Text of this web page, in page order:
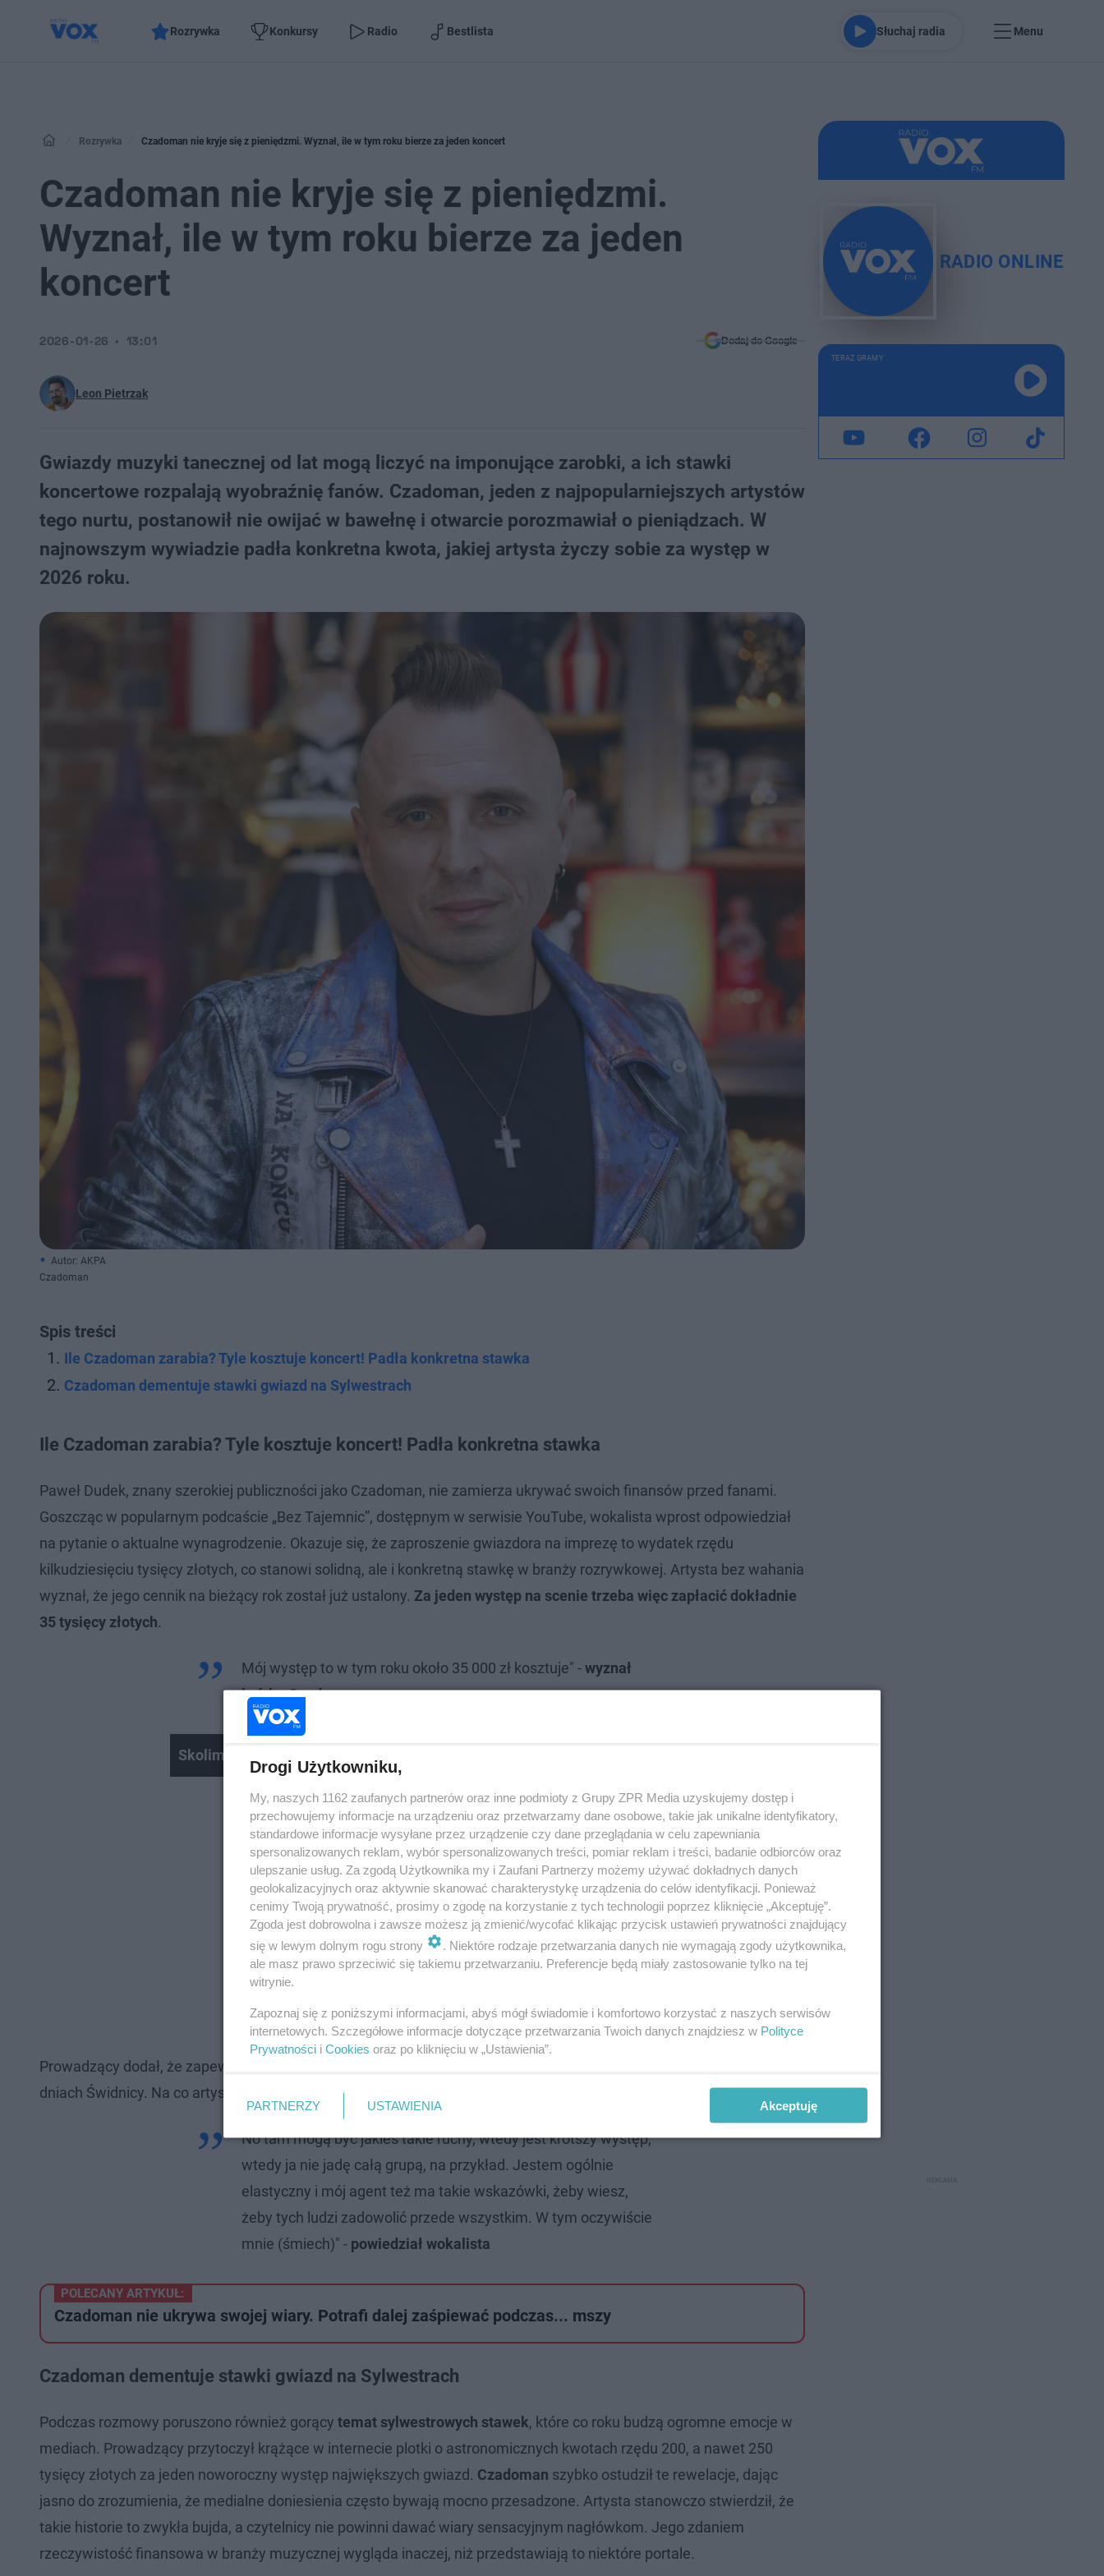
Rozrywka Konkursy Radio Bestlista Słuchaj radia Menu
Rozrywka Czadoman nie kryje się z pieniędzmi. Wyznał, ile w tym roku bierze za jeden koncert
Czadoman nie kryje się z pieniędzmi.
Wyznał, ile w tym roku bierze za jeden
koncert
Leon Pietrzak
2026-01-26 13:01 Dodaj do Google
Gwiazdy muzyki tanecznej od lat mogą liczyć na imponujące zarobki, a ich stawki
koncertowe rozpalają wyobraźnię fanów. Czadoman, jeden z najpopularniejszych artystów
tego nurtu, postanowił nie owijać w bawełnę i otwarcie porozmawiał o pieniądzach. W
najnowszym wywiadzie padła konkretna kwota, jakiej artysta życzy sobie za występ w
2026 roku.
Autor: AKPA
Czadoman
Spis treści
Ile Czadoman zarabia? Tyle kosztuje koncert! Padła konkretna stawka
Czadoman dementuje stawki gwiazd na Sylwestrach
Ile Czadoman zarabia? Tyle kosztuje koncert! Padła konkretna stawka
Paweł Dudek, znany szerokiej publiczności jako Czadoman, nie zamierza ukrywać swoich finansów przed fanami.
Goszcząc w popularnym podcaście „Bez Tajemnic”, dostępnym w serwisie YouTube, wokalista wprost odpowiedział
na pytanie o aktualne wynagrodzenie. Okazuje się, że zaproszenie gwiazdora na imprezę to wydatek rzędu
kilkudziesięciu tysięcy złotych, co stanowi solidną, ale i konkretną stawkę w branży rozrywkowej. Artysta bez wahania
wyznał, że jego cennik na bieżący rok został już ustalony. Za jeden występ na scenie trzeba więc zapłacić dokładnie
35 tysięcy złotych.
Mój występ to w tym roku około 35 000 zł kosztuje" -wyznał
krótko Czadoman.
Skolim w VOX FM | Dobry wieczór Polsko
Prowadzący dodał, że zapewne jest różnica stawki pomiędzy takim weselem, "firmówką", a na przykład koncertem na
dniach Świdnicy. Na co artysta odpowiedział:
No tam mogą być jakieś takie ruchy, wtedy jest krótszy występ,
wtedy ja nie jadę całą grupą, na przykład. Jestem ogólnie
elastyczny i mój agent też ma takie wskazówki, żeby wiesz,
żeby tych ludzi zadowolić przede wszystkim. W tym oczywiście
mnie (śmiech)" - powiedział wokalista
POLECANY ARTYKUŁ:
Czadoman nie ukrywa swojej wiary. Potrafi dalej zaśpiewać podczas... mszy
Czadoman dementuje stawki gwiazd na Sylwestrach
Podczas rozmowy poruszono również gorący temat sylwestrowych stawek, które co roku budzą ogromne emocje w
mediach. Prowadzący przytoczył krążące w internecie plotki o astronomicznych kwotach rzędu 200, a nawet 250
tysięcy złotych za jeden noworoczny występ największych gwiazd. Czadoman szybko ostudził te rewelacje, dając
jasno do zrozumienia, że medialne doniesienia często bywają mocno przesadzone. Artysta stanowczo stwierdził, że
takie historie to zwykła bujda, a czytelnicy nie powinni dawać wiary sensacyjnym nagłówkom. Jego zdaniem
rzeczywistość finansowa w branży muzycznej wygląda inaczej, niż przedstawiają to niektóre portale.
RADIO ONLINE
TERAZ GRAMY
Drogi Użytkowniku,
My, naszych 1162 zaufanych partnerów oraz inne podmioty z Grupy ZPR Media uzyskujemy dostęp i
przechowujemy informacje na urządzeniu oraz przetwarzamy dane osobowe, takie jak unikalne identyfikatory,
standardowe informacje wysyłane przez urządzenie czy dane przeglądania w celu zapewniania
spersonalizowanych reklam, wybór spersonalizowanych treści, pomiar reklam i treści, badanie odbiorców oraz
ulepszanie usług. Za zgodą Użytkownika my i Zaufani Partnerzy możemy używać dokładnych danych
geolokalizacyjnych oraz aktywnie skanować charakterystykę urządzenia do celów identyfikacji. Ponieważ
cenimy Twoją prywatność, prosimy o zgodę na korzystanie z tych technologii poprzez kliknięcie „Akceptuję”.
Zgoda jest dobrowolna i zawsze możesz ją zmienić/wycofać klikając przycisk ustawień prywatności znajdujący
się w lewym dolnym rogu strony
. Niektóre rodzaje przetwarzania danych nie wymagają zgody użytkownika,
ale masz prawo sprzeciwić się takiemu przetwarzaniu. Preferencje będą miały zastosowanie tylko na tej
witrynie.
Zapoznaj się z poniższymi informacjami, abyś mógł świadomie i komfortowo korzystać z naszych serwisów
internetowych. Szczegółowe informacje dotyczące przetwarzania Twoich danych znajdziesz w Polityce
Prywatności i Cookies oraz po kliknięciu w „Ustawienia”.
PARTNERZY USTAWIENIA Akceptuję